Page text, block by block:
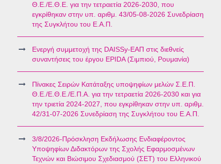
Θ.Ε./Ε.Θ.Ε. για την τετραετία 2026-2030, που
εγκρίθηκαν στην υπ. αριθμ. 43/05-08-2026 Συνεδρίαση
της Συγκλήτου του Ε.Α.Π.
Ενεργή συμμετοχή της DAISSy-ΕΑΠ στις διεθνείς
συναντήσεις του έργου EPIDA (Σιμπιού, Ρουμανία)
Πίνακες Σειρών Κατάταξης υποψηφίων μελών Σ.Ε.Π.
Θ.Ε./Ε.Θ.Ε./Ε.Π.Α. για την τετραετία 2026-2030 και για
την τριετία 2024-2027, που εγκρίθηκαν στην υπ. αριθμ.
42/31-07-2026 Συνεδρίαση της Συγκλήτου του Ε.Α.Π.
3/8/2026-Πρόσκληση Εκδήλωσης Ενδιαφέροντος
Υποψηφίων Διδακτόρων της Σχολής Εφαρμοσμένων
Τεχνών και Βιώσιμου Σχεδιασμού (ΣΕΤ) του Ελληνικού